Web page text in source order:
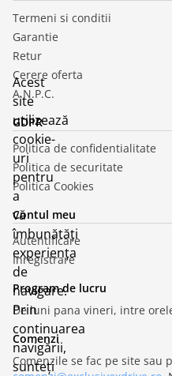
Termeni si conditii
Garantie
Retur
Cerere oferta
A.N.P.C.
GDPR
Politica de confidentialitate
Politica de securitate
Politica Cookies
Contul meu
Autentificare
Inregistrare
Program de lucru
De luni pana vineri, intre
Comenzi
Comenzile se fac pe site sau
Acest
site
utilizează
cookie-
uri
pentru
a
vă
îmbunătăți
experiența
de
navigare.
Prin
continuarea
navigării,
sunteți